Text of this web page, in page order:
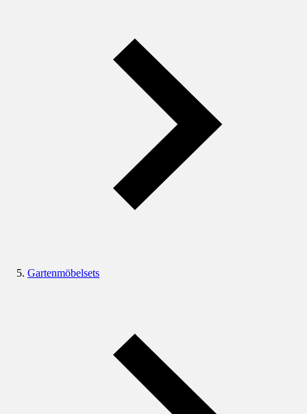
Gartenmöbelsets